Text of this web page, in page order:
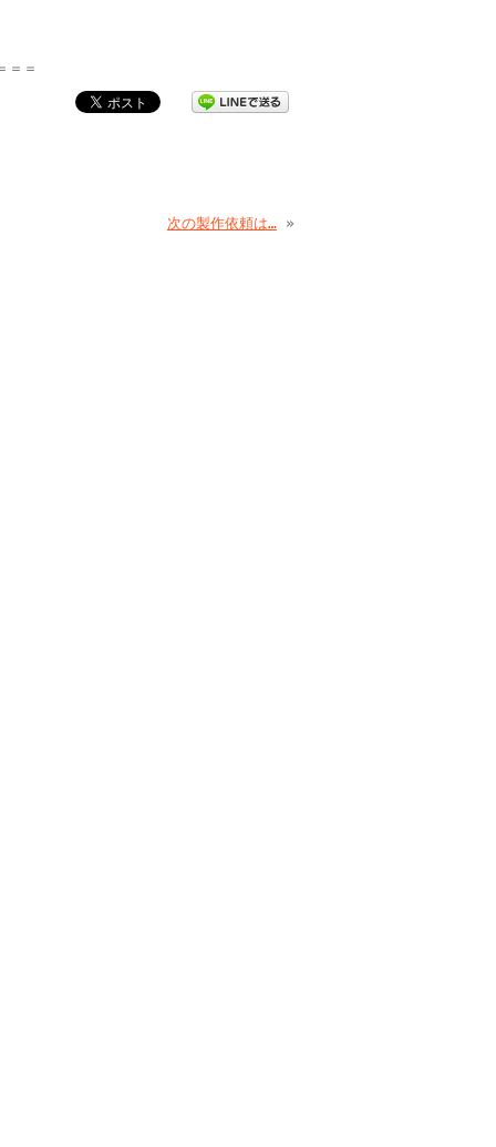
＝＝
次の製作依頼は… »